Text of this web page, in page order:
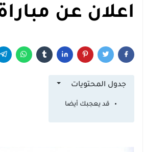
اعلان عن
جدول المحتويات
قد يعجبك أيضا